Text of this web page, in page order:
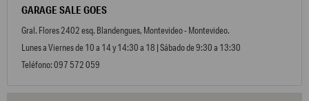
GARAGE SALE GOES
Gral. Flores 2402 esq. Blandengues, Montevideo - Montevideo.
Lunes a Viernes de 10 a 14 y 14:30 a 18 | Sábado de 9:30 a 13:30
Teléfono: 097 572 059